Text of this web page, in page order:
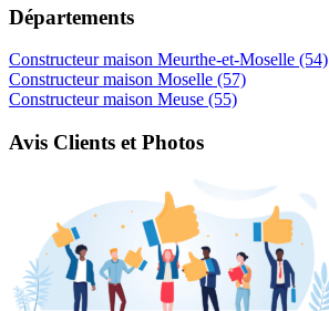
Départements
Constructeur maison Meurthe-et-Moselle (54)
Constructeur maison Moselle (57)
Constructeur maison Meuse (55)
Avis Clients et Photos